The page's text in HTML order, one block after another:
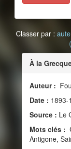
Classer par :
À la
Auteur :
Date : 1893-
Source : Le
Mots clés :
Antigone,